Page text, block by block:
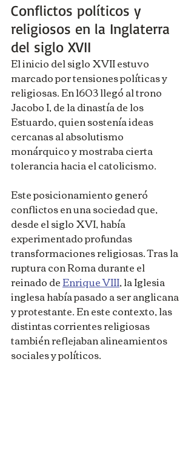
Conflictos políticos y
religiosos en la Inglaterra
del siglo XVII
El inicio del siglo XVII estuvo
marcado por tensiones políticas y
religiosas. En 1603 llegó al trono
Jacobo I, de la dinastía de los
Estuardo, quien sostenía ideas
cercanas al absolutismo
monárquico y mostraba cierta
tolerancia hacia el catolicismo.
Este posicionamiento generó
conflictos en una sociedad que,
desde el siglo XVI, había
experimentado profundas
transformaciones religiosas. Tras la
ruptura con Roma durante el
reinado de Enrique VIII, la Iglesia
inglesa había pasado a ser anglicana
y protestante. En este contexto, las
distintas corrientes religiosas
también reflejaban alineamientos
sociales y políticos.